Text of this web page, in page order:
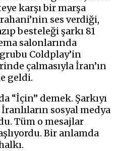
karşı bir marşa
ses verdiği,
besteleği şarkı 81
salonlarında
Coldplay’in
çalmasıyla İran’ın
geldi.
“İçin” demek. Şarkıyı
sosyal medya
Tüm o mesajlar
Bir anlamda